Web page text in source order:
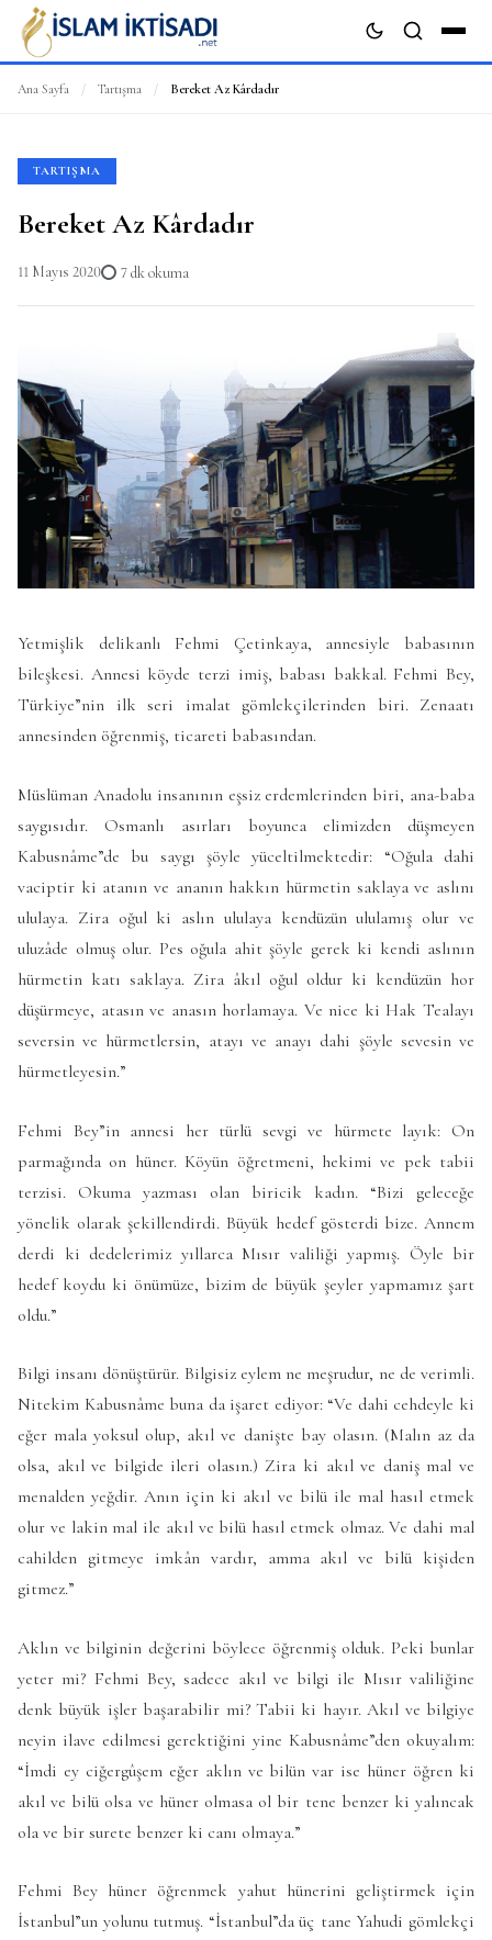
Ana Sayfa / Tartışma / Bereket Az Kârdadır
TARTIŞMA
Bereket Az Kârdadır
11 Mayıs 2020 7 dk okuma
Yetmişlik delikanlı Fehmi Çetinkaya, annesiyle babasının
bileşkesi. Annesi köyde terzi imiş, babası bakkal. Fehmi Bey,
Türkiye”nin ilk seri imalat gömlekçilerinden biri. Zenaatı
annesinden öğrenmiş, ticareti babasından.
Müslüman Anadolu insanının eşsiz erdemlerinden biri, ana-baba
saygısıdır. Osmanlı asırları boyunca elimizden düşmeyen
Kabusnâme”de bu saygı şöyle yüceltilmektedir: “Oğula dahi
vaciptir ki atanın ve ananın hakkın hürmetin saklaya ve aslını
ululaya. Zira oğul ki aslın ululaya kendüzün ululamış olur ve
uluzâde olmuş olur. Pes oğula ahit şöyle gerek ki kendi aslının
hürmetin katı saklaya. Zira âkıl oğul oldur ki kendüzün hor
düşürmeye, atasın ve anasın horlamaya. Ve nice ki Hak Tealayı
seversin ve hürmetlersin, atayı ve anayı dahi şöyle sevesin ve
hürmetleyesin.”
Fehmi Bey”in annesi her türlü sevgi ve hürmete layık: On
parmağında on hüner. Köyün öğretmeni, hekimi ve pek tabii
terzisi. Okuma yazması olan biricik kadın. “Bizi geleceğe
yönelik olarak şekillendirdi. Büyük hedef gösterdi bize. Annem
derdi ki dedelerimiz yıllarca Mısır valiliği yapmış. Öyle bir
hedef koydu ki önümüze, bizim de büyük şeyler yapmamız şart
oldu.”
Bilgi insanı dönüştürür. Bilgisiz eylem ne meşrudur, ne de verimli.
Nitekim Kabusnâme buna da işaret ediyor: “Ve dahi cehdeyle ki
eğer mala yoksul olup, akıl ve danişte bay olasın. (Malın az da
olsa, akıl ve bilgide ileri olasın.) Zira ki akıl ve daniş mal ve
menalden yeğdir. Anın için ki akıl ve bilü ile mal hasıl etmek
olur ve lakin mal ile akıl ve bilü hasıl etmek olmaz. Ve dahi mal
cahilden gitmeye imkân vardır, amma akıl ve bilü kişiden
gitmez.”
Aklın ve bilginin değerini böylece öğrenmiş olduk. Peki bunlar
yeter mi? Fehmi Bey, sadece akıl ve bilgi ile Mısır valiliğine
denk büyük işler başarabilir mi? Tabii ki hayır. Akıl ve bilgiye
neyin ilave edilmesi gerektiğini yine Kabusnâme”den okuyalım:
“İmdi ey ciğergûşem eğer aklın ve bilün var ise hüner öğren ki
akıl ve bilü olsa ve hüner olmasa ol bir tene benzer ki yalıncak
ola ve bir surete benzer ki canı olmaya.”
Fehmi Bey hüner öğrenmek yahut hünerini geliştirmek için
İstanbul”un yolunu tutmuş. “İstanbul”da üç tane Yahudi gömlekçi